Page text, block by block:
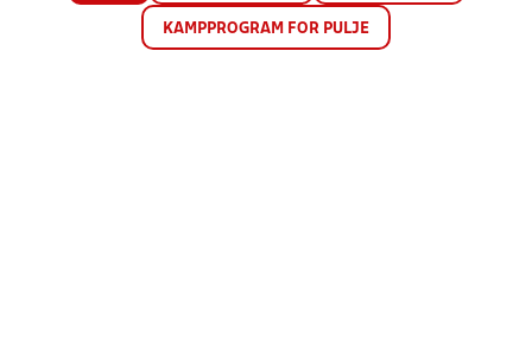
KAMPPROGRAM FOR PULJE